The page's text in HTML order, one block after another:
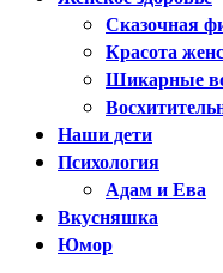
Сказочная
Красота
Шикарные
Наши дети
Психология
Адам и Ева
Вкусняшка
Юмор